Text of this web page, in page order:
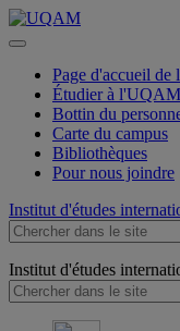
Page d'accueil
Étudier à l'UQAM
Bottin du
Carte du campus
Bibliothèques
Pour nous joindre
Institut d'études
Institut d'études